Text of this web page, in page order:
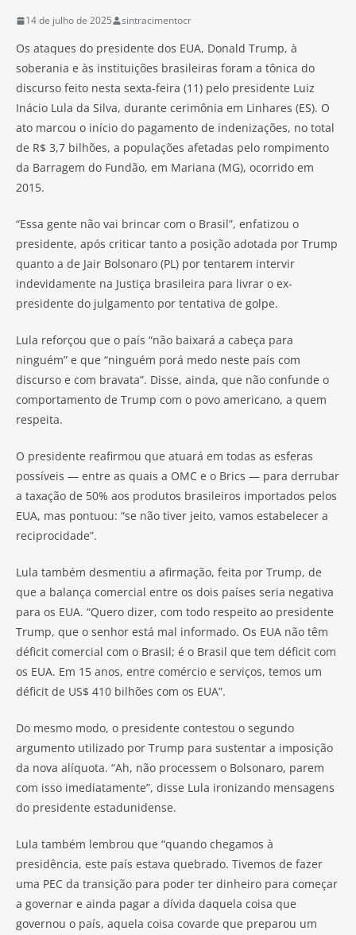
14 de julho de 2025 sintracimentocr
Os ataques do presidente dos EUA, Donald Trump, à
soberania e às instituições brasileiras foram a tônica do
discurso feito nesta sexta-feira (11) pelo presidente Luiz
Inácio Lula da Silva, durante cerimônia em Linhares (ES). O
ato marcou o início do pagamento de indenizações, no total
de R$ 3,7 bilhões, a populações afetadas pelo rompimento
da Barragem do Fundão, em Mariana (MG), ocorrido em
2015.
“Essa gente não vai brincar com o Brasil”, enfatizou o
presidente, após criticar tanto a posição adotada por Trump
quanto a de Jair Bolsonaro (PL) por tentarem intervir
indevidamente na Justiça brasileira para livrar o ex-
presidente do julgamento por tentativa de golpe.
Lula reforçou que o país “não baixará a cabeça para
ninguém” e que “ninguém porá medo neste país com
discurso e com bravata”. Disse, ainda, que não confunde o
comportamento de Trump com o povo americano, a quem
respeita.
O presidente reafirmou que atuará em todas as esferas
possíveis — entre as quais a OMC e o Brics — para derrubar
a taxação de 50% aos produtos brasileiros importados pelos
EUA, mas pontuou: “se não tiver jeito, vamos estabelecer a
reciprocidade”.
Lula também desmentiu a afirmação, feita por Trump, de
que a balança comercial entre os dois países seria negativa
para os EUA. “Quero dizer, com todo respeito ao presidente
Trump, que o senhor está mal informado. Os EUA não têm
déficit comercial com o Brasil; é o Brasil que tem déficit com
os EUA. Em 15 anos, entre comércio e serviços, temos um
déficit de US$ 410 bilhões com os EUA”.
Do mesmo modo, o presidente contestou o segundo
argumento utilizado por Trump para sustentar a imposição
da nova alíquota. “Ah, não processem o Bolsonaro, parem
com isso imediatamente”, disse Lula ironizando mensagens
do presidente estadunidense.
Lula também lembrou que “quando chegamos à
presidência, este país estava quebrado. Tivemos de fazer
uma PEC da transição para poder ter dinheiro para começar
a governar e ainda pagar a dívida daquela coisa que
governou o país, aquela coisa covarde que preparou um